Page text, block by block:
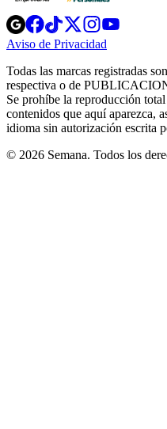
Opens
in
new
Opens
in
new
Opens
in
new
window
Opens
new
windowwindow
Aviso de Privacidad
new
window
Todas las marcas registradas
respectiva o de
Se prohíbe la reproducción
contenidos que aquí aparezca,
idioma sin autorización escrita
© 2026 Semana. Todos los